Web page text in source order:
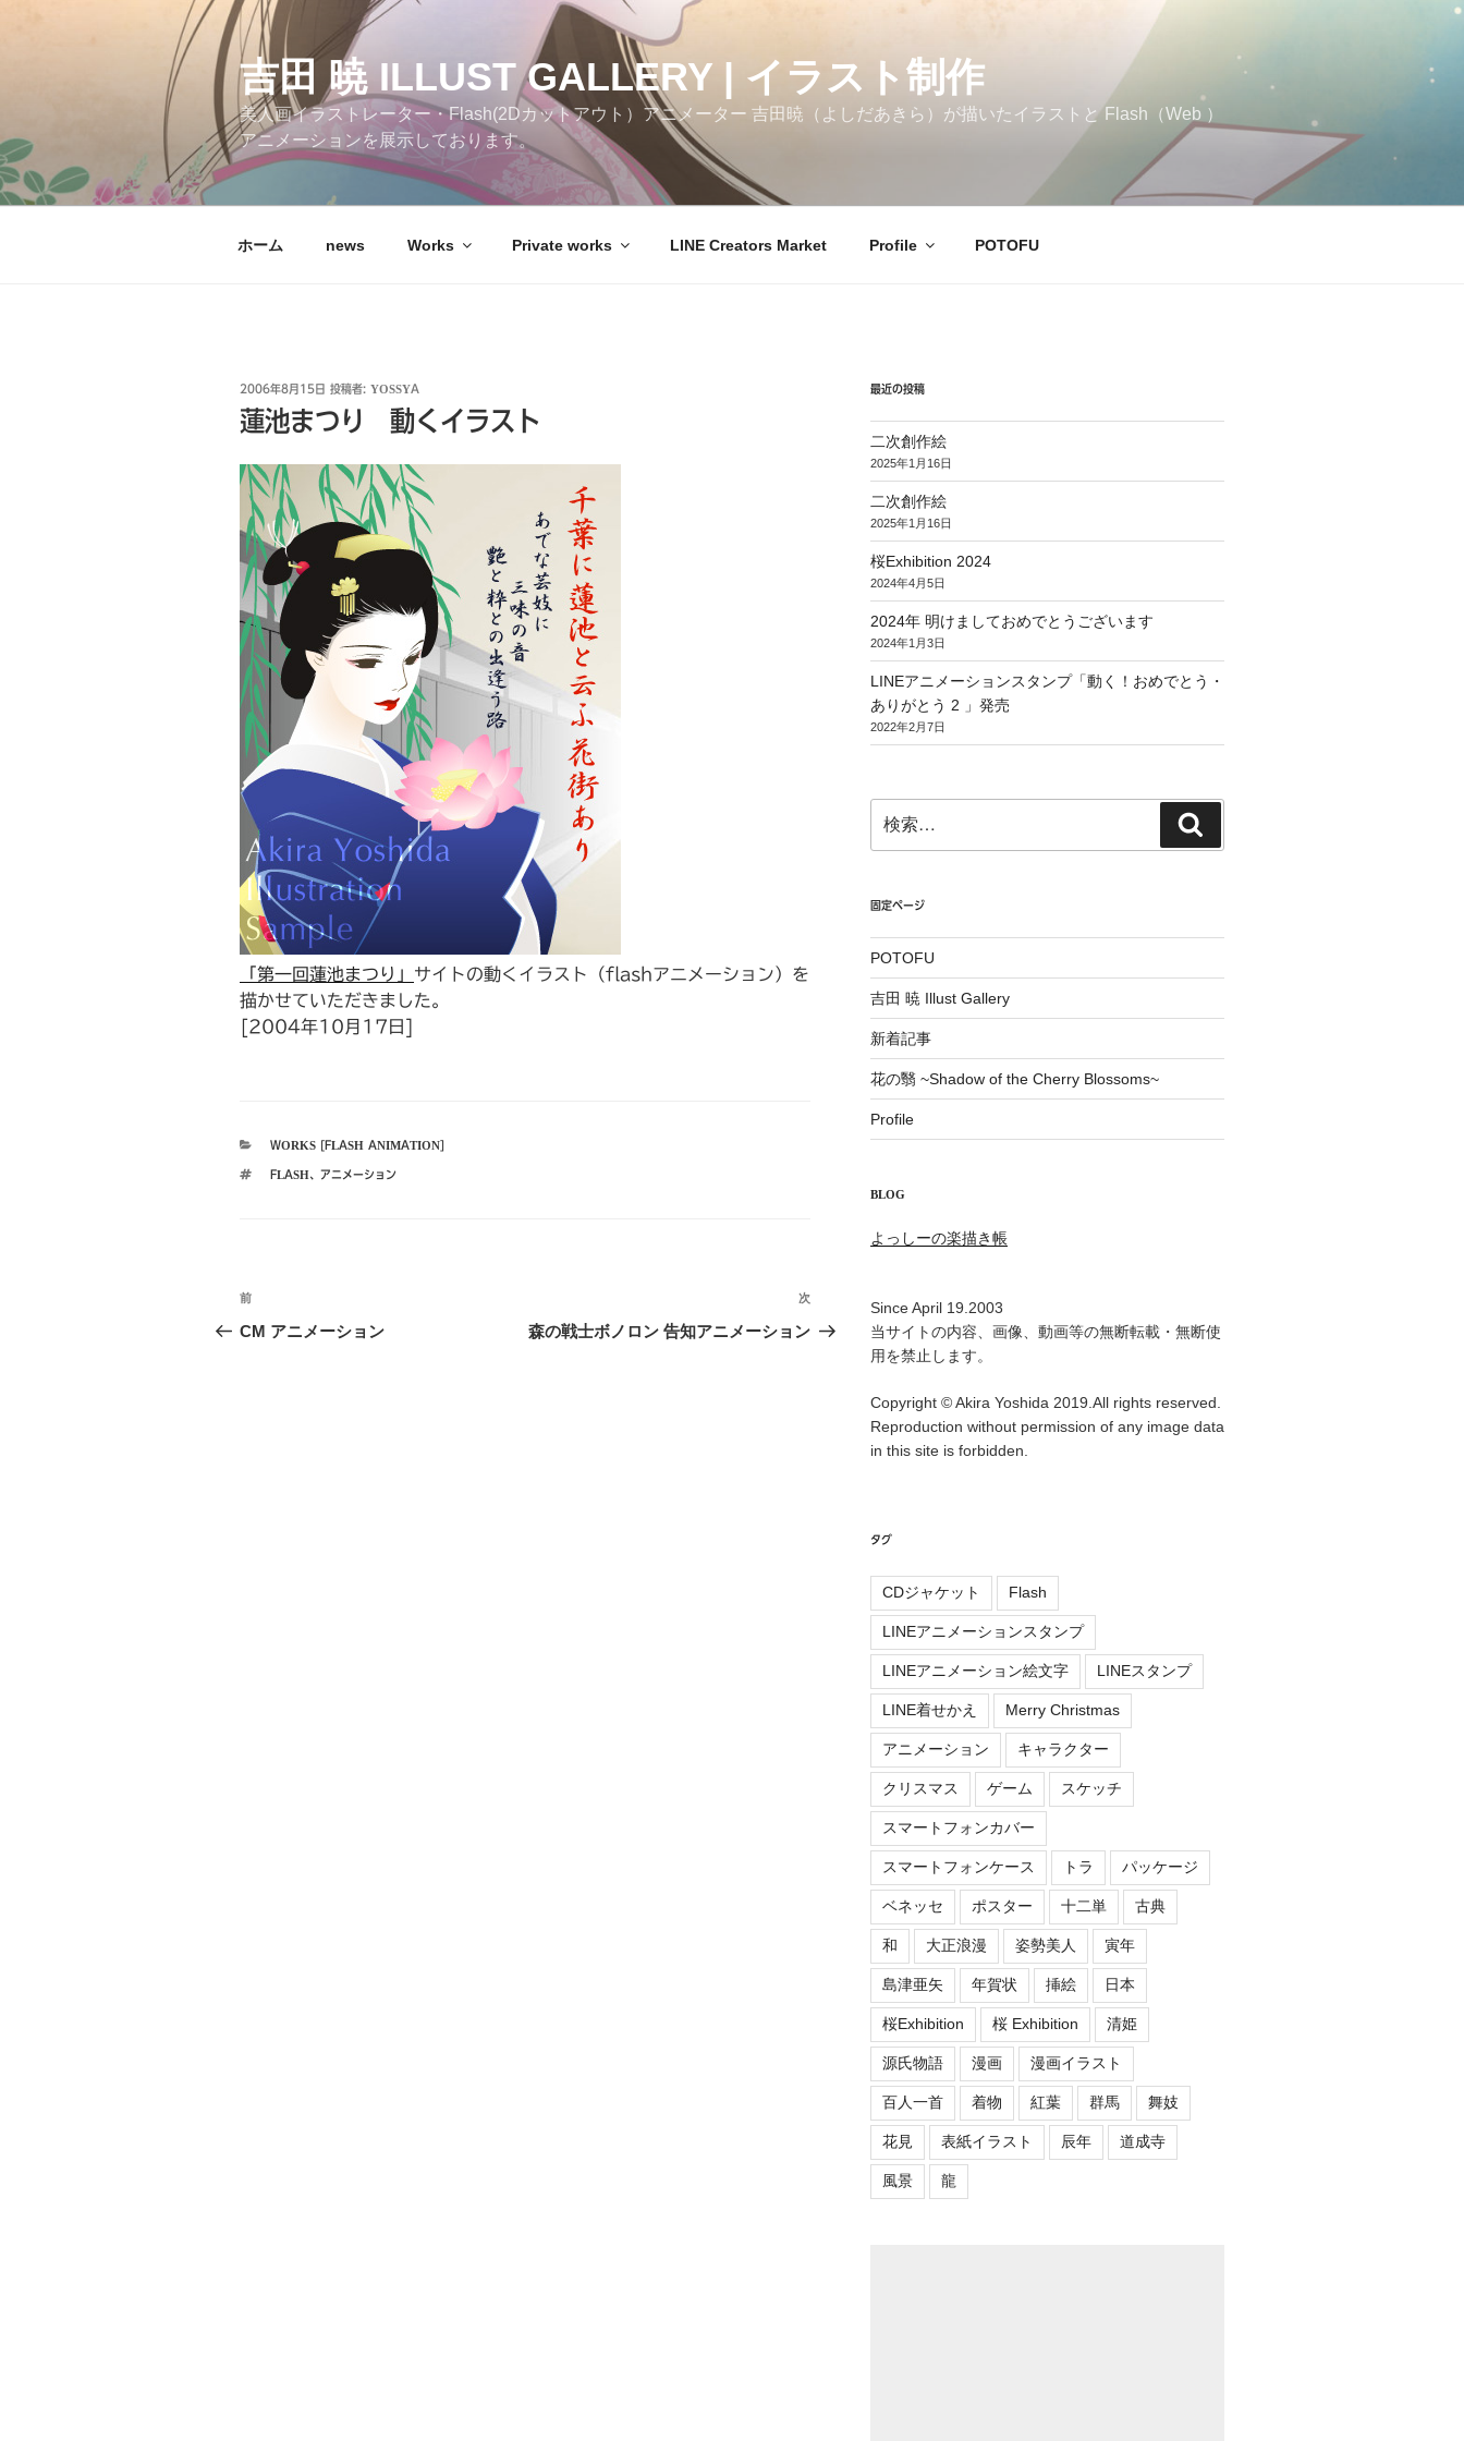
へ
ス
キ
吉田 暁 ILLUST GALLERY | イラスト制作
美人画イラストレーター・Flash(2Dカットアウト）アニメーター 吉田暁（よしだあきら）が描いたイラストと Flash（Web ）
アニメーションを展示しております。
ホーム news Works Private works LINE Creators Market Profile POTOFU
投
日:
2006年8月15日 投稿者: YOSSYA
蓮池まつり 動くイラスト
「第一回蓮池まつり」 サイトの動くイラスト（flashアニメーション）を
描かせていただきました。
[2004年10月17日]
カ
ゴ
WORKS [FLASH ANIMATION]
タ
FLASH、 アニメーション
投
稿
前
の
前
CM アニメーション
次
の
次
森の戦士ボノロン 告知アニメーション
最近の投稿
二次創作絵
2025年1月16日
二次創作絵
2025年1月16日
桜Exhibition 2024
2024年4月5日
2024年 明けましておめでとうございます
2024年1月3日
LINEアニメーションスタンプ「動く！おめでとう・
ありがとう 2 」発売
2022年2月7日
索:
索
固定ページ
POTOFU
吉田 暁 Illust Gallery
新着記事
花の翳 ~Shadow of the Cherry Blossoms~
Profile
BLOG
よっしーの楽描き帳
Since April 19.2003
当サイトの内容、画像、動画等の無断転載・無断使
用を禁止します。
Copyright © Akira Yoshida 2019.All rights reserved.
Reproduction without permission of any image data
in this site is forbidden.
タグ
CDジャケット Flash
LINEアニメーションスタンプ
LINEアニメーション絵文字 LINEスタンプ
LINE着せかえ Merry Christmas
アニメーション キャラクター
クリスマス ゲーム スケッチ
スマートフォンカバー
スマートフォンケース トラ パッケージ
ベネッセ ポスター 十二単 古典
和 大正浪漫 姿勢美人 寅年
島津亜矢 年賀状 挿絵 日本
桜Exhibition 桜 Exhibition 清姫
源氏物語 漫画 漫画イラスト
百人一首 着物 紅葉 群馬 舞妓
花見 表紙イラスト 辰年 道成寺
風景 龍